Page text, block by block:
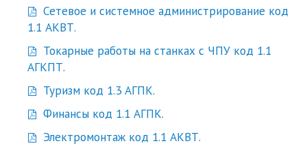
Сетевое и системное администрирование код
1.1 АКВТ.
Токарные работы на станках с ЧПУ код 1.1
АГКПТ.
Туризм код 1.3 АГПК.
Финансы код 1.1 АГПК.
Электромонтаж код 1.1 АКВТ.